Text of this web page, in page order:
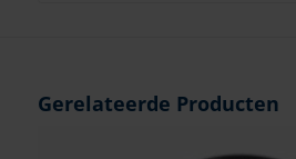
Gerelateerde Producten